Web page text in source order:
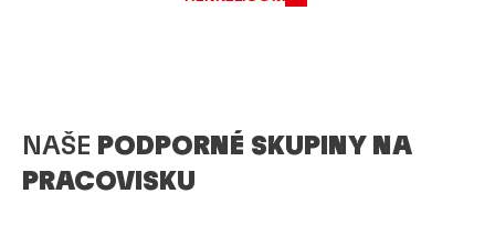
NAŠE PODPORNÉ SKUPINY NA
PRACOVISKU